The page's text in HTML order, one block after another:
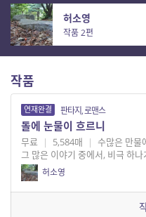
허소영
작품 2편
작품
연재완결 판타지, 로맨스
돌에 눈물이 흐르니
무료 | 5,584매 | 수많은 만물
그 많은 이야기 중에서, 비극 하나
허소영